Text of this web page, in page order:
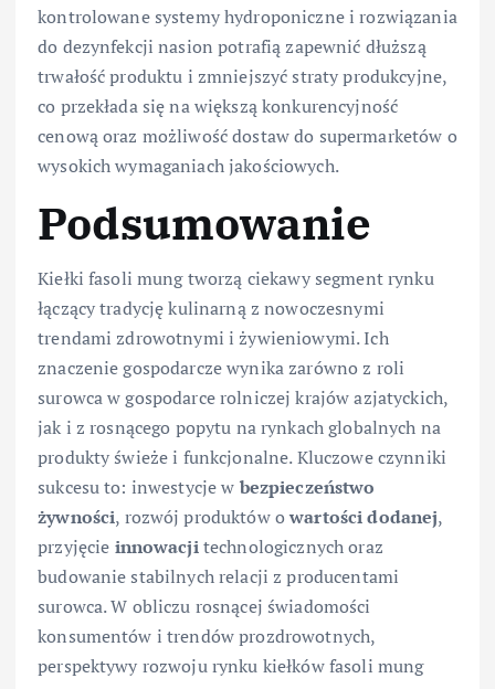
kontrolowane systemy hydroponiczne i rozwiązania
do dezynfekcji nasion potrafią zapewnić dłuższą
trwałość produktu i zmniejszyć straty produkcyjne,
co przekłada się na większą konkurencyjność
cenową oraz możliwość dostaw do supermarketów o
wysokich wymaganiach jakościowych.
Podsumowanie
Kiełki fasoli mung tworzą ciekawy segment rynku
łączący tradycję kulinarną z nowoczesnymi
trendami zdrowotnymi i żywieniowymi. Ich
znaczenie gospodarcze wynika zarówno z roli
surowca w gospodarce rolniczej krajów azjatyckich,
jak i z rosnącego popytu na rynkach globalnych na
produkty świeże i funkcjonalne. Kluczowe czynniki
sukcesu to: inwestycje w bezpieczeństwo
żywności, rozwój produktów owartości dodanej,
przyjęcie innowacjitechnologicznych oraz
budowanie stabilnych relacji z producentami
surowca. W obliczu rosnącej świadomości
konsumentów i trendów prozdrowotnych,
perspektywy rozwoju rynku kiełków fasoli mung